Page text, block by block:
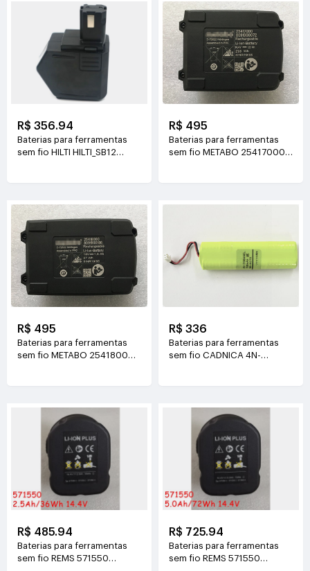
R$ 356.94
Baterias para ferramentas
sem fio HILTI HILTI_SB12
R$ 495
Baterias para ferramentas
sem fio METABO 25417000
R$ 495
Baterias para ferramentas
sem fio METABO 25418000
R$ 336
Baterias para ferramentas
sem fio CADNICA 4N-
R$ 485.94
Baterias para ferramentas
sem fio REMS 571550
R$ 725.94
Baterias para ferramentas
sem fio REMS 571550